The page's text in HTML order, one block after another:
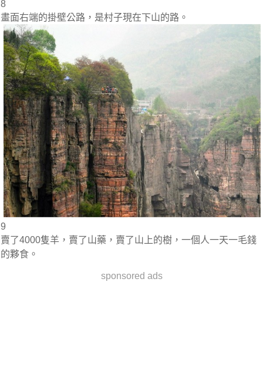
8
畫面右端的掛壁公路，是村子現在下山的路。
9
賣了4000隻羊，賣了山藥，賣了山上的樹，一個人一天一毛錢
的夥食。
sponsored ads